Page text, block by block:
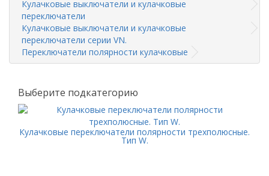
Кулачковые выключатели и кулачковые
переключатели
Кулачковые выключатели и кулачковые
переключатели серии VN.
Переключатели полярности кулачковые
Выберите подкатегорию
Кулачковые переключатели полярности трехполюсные.
Тип W.